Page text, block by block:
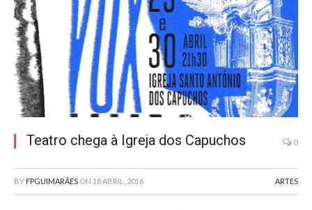
Teatro chega à Igreja dos Capuchos 0
BY FPGUIMARÃES ON 18 ABRIL, 2016 ARTES